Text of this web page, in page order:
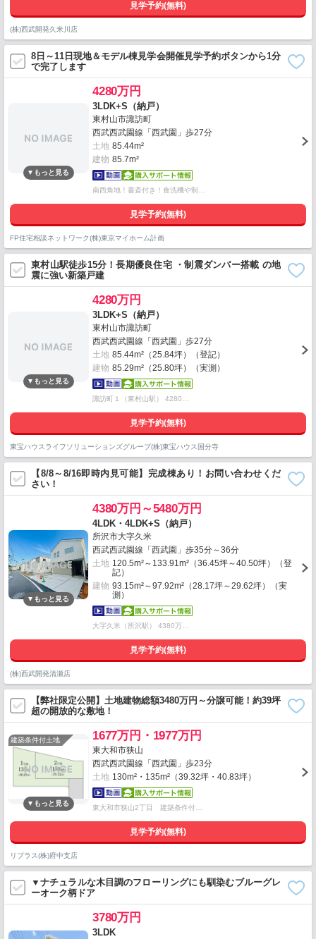
見学予約(無料)
(株)西武開発久米川店
8日～11日現地＆モデル棟見学会開催見学予約ボタンから1分
で完了します
4280万円
3LDK+S（納戸）
東村山市諏訪町
西武西武園線「西武園」歩27分
土地 85.44m²
建物 85.7m²
南西角地！書斎付き！食洗機や制…
見学予約(無料)
FP住宅相談ネットワーク(株)東京マイホーム計画
東村山駅徒歩15分！長期優良住宅 ・制震ダンパー搭載 の地
震に強い新築戸建
4280万円
3LDK+S（納戸）
東村山市諏訪町
西武西武園線「西武園」歩27分
土地 85.44m²（25.84坪）（登記）
建物 85.29m²（25.80坪）（実測）
諏訪町１（東村山駅） 4280…
見学予約(無料)
東宝ハウスライフソリューションズグループ(株)東宝ハウス国分寺
【8/8～8/16即時内見可能】完成棟あり！お問い合わせくだ
さい！
4380万円～5480万円
4LDK・4LDK+S（納戸）
所沢市大字久米
西武西武園線「西武園」歩35分～36分
土地 120.5m²～133.91m²（36.45坪～40.50坪）（登
記）
建物 93.15m²～97.92m²（28.17坪～29.62坪）（実
測）
大字久米（所沢駅） 4380万…
見学予約(無料)
(株)西武開発清瀬店
【弊社限定公開】土地建物総額3480万円～分譲可能！約39坪
超の開放的な敷地！
建築条件付土地 1677万円・1977万円
東大和市狭山
西武西武園線「西武園」歩23分
土地 130m²・135m²（39.32坪・40.83坪）
東大和市狭山2丁目 建築条件付…
見学予約(無料)
リプラス(株)府中支店
▼ナチュラルな木目調のフローリングにも馴染むブルーグレ
ーオーク柄ドア
3780万円
3LDK